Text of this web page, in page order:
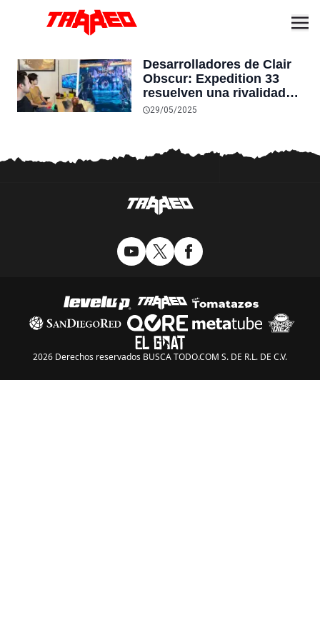
Desarrolladores de Clair
Obscur: Expedition 33
resuelven una rivalidad
interna en Tekken 8… con
29/05/2025
2026 Derechos reservados BUSCA TODO.COM S. DE R.L. DE C.V.